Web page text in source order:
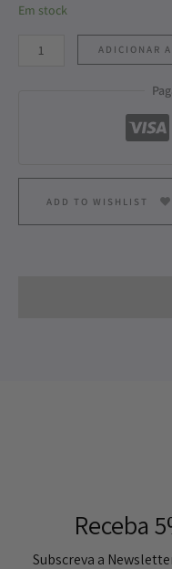
Em stock
ADICIONAR
ADD TO WISHLIST
Receba
Subscreva a